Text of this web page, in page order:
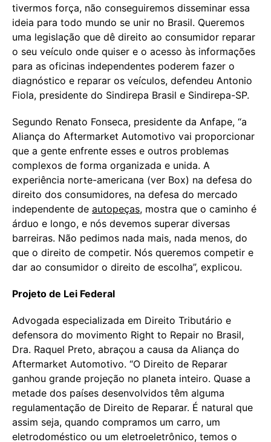
tivermos força, não conseguiremos disseminar essa
ideia para todo mundo se unir no Brasil. Queremos
uma legislação que dê direito ao consumidor reparar
o seu veículo onde quiser e o acesso às informações
para as oficinas independentes poderem fazer o
diagnóstico e reparar os veículos, defendeu Antonio
Fiola, presidente do Sindirepa Brasil e Sindirepa-SP.
Segundo Renato Fonseca, presidente da Anfape, “a
Aliança do Aftermarket Automotivo vai proporcionar
que a gente enfrente esses e outros problemas
complexos de forma organizada e unida. A
experiência norte-americana (ver Box) na defesa do
direito dos consumidores, na defesa do mercado
independente de autopeças, mostra que o caminho é
árduo e longo, e nós devemos superar diversas
barreiras. Não pedimos nada mais, nada menos, do
que o direito de competir. Nós queremos competir e
dar ao consumidor o direito de escolha”, explicou.
Projeto de Lei Federal
Advogada especializada em Direito Tributário e
defensora do movimento Right to Repair no Brasil,
Dra. Raquel Preto, abraçou a causa da Aliança do
Aftermarket Automotivo. “O Direito de Reparar
ganhou grande projeção no planeta inteiro. Quase a
metade dos países desenvolvidos têm alguma
regulamentação de Direito de Reparar. É natural que
assim seja, quando compramos um carro, um
eletrodoméstico ou um eletroeletrônico, temos o